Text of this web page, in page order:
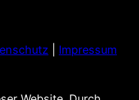
Impressum